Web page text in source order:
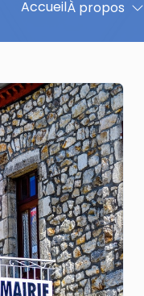
AccueilÀ propos